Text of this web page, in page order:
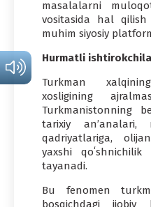
masalalarni
vositasida hal
muhim siyosiy
Hurmatli
Turkman
xosligining
Turkmanistonning
tarixiy anʼanalari,
qadriyatlariga,
yaxshi
tayanadi.
Bu fenomen
bosqichdagi ijobiy